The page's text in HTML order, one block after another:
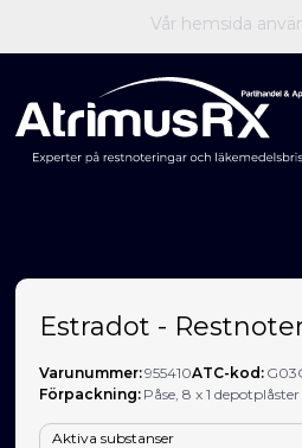
Estradot -
Varunummer:955410ATC-kod:
Förpackning: Påse, 8 x 1 depotplåster
Aktiva substanser
Vår hemsida